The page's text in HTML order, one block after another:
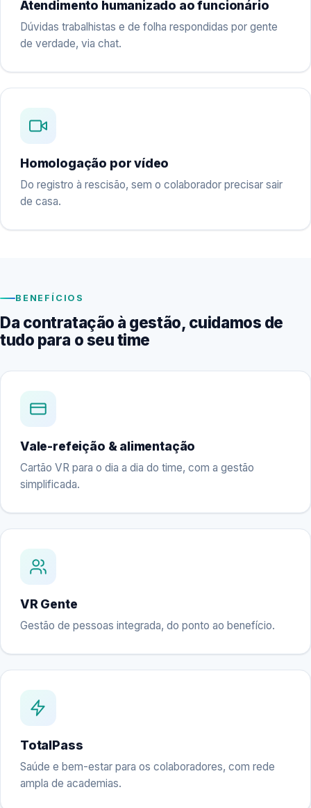
Atendimento humanizado ao funcionário
Dúvidas trabalhistas e de folha respondidas por gente
de verdade, via chat.
Homologação por vídeo
Do registro à rescisão, sem o colaborador precisar sair
de casa.
BENEFÍCIOS
Da contratação à gestão, cuidamos de
tudo para o seu time
Vale-refeição & alimentação
Cartão VR para o dia a dia do time, com a gestão
simplificada.
VR Gente
Gestão de pessoas integrada, do ponto ao benefício.
TotalPass
Saúde e bem-estar para os colaboradores, com rede
ampla de academias.